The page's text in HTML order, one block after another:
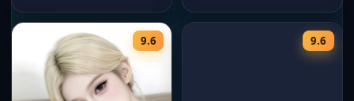
丽热巴…
丽热巴、…
9.6 9.6